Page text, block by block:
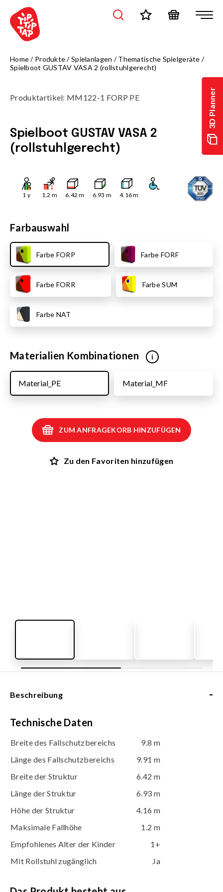
3D Planner
Home/ Produkte/Spielanlagen /Thematische Spielgeräte /
Spielboot GUSTAV VASA 2 (rollstuhlgerecht)
Produktartikel: MM122-1 FORP PE
Spielboot GUSTAV VASA 2
(rollstuhlgerecht)
1 y 1.2 m 6.42 m 6.93 m 4.16m
Farbauswahl
Farbe FORP Farbe FORF
Farbe FORR Farbe SUM
Farbe NAT
Materialien Kombinationen i
Material_MF
Material_PE
ZUM ANFRAGEKORB HINZUFÜGEN
Zu den Favoriten hinzufügen
Beschreibung -
Technische Daten
Breite des Fallschutzbereichs
9.8 m
Länge des Fallschutzbereichs
9.91 m
Breite der Struktur
6.42 m
Länge der Struktur
6.93 m
Höhe der Struktur
4.16 m
Maksimale Fallhöhe
1.2 m
Empfohlenes Alter der Kinder
1+
Mit Rollstuhl zugänglich
Ja